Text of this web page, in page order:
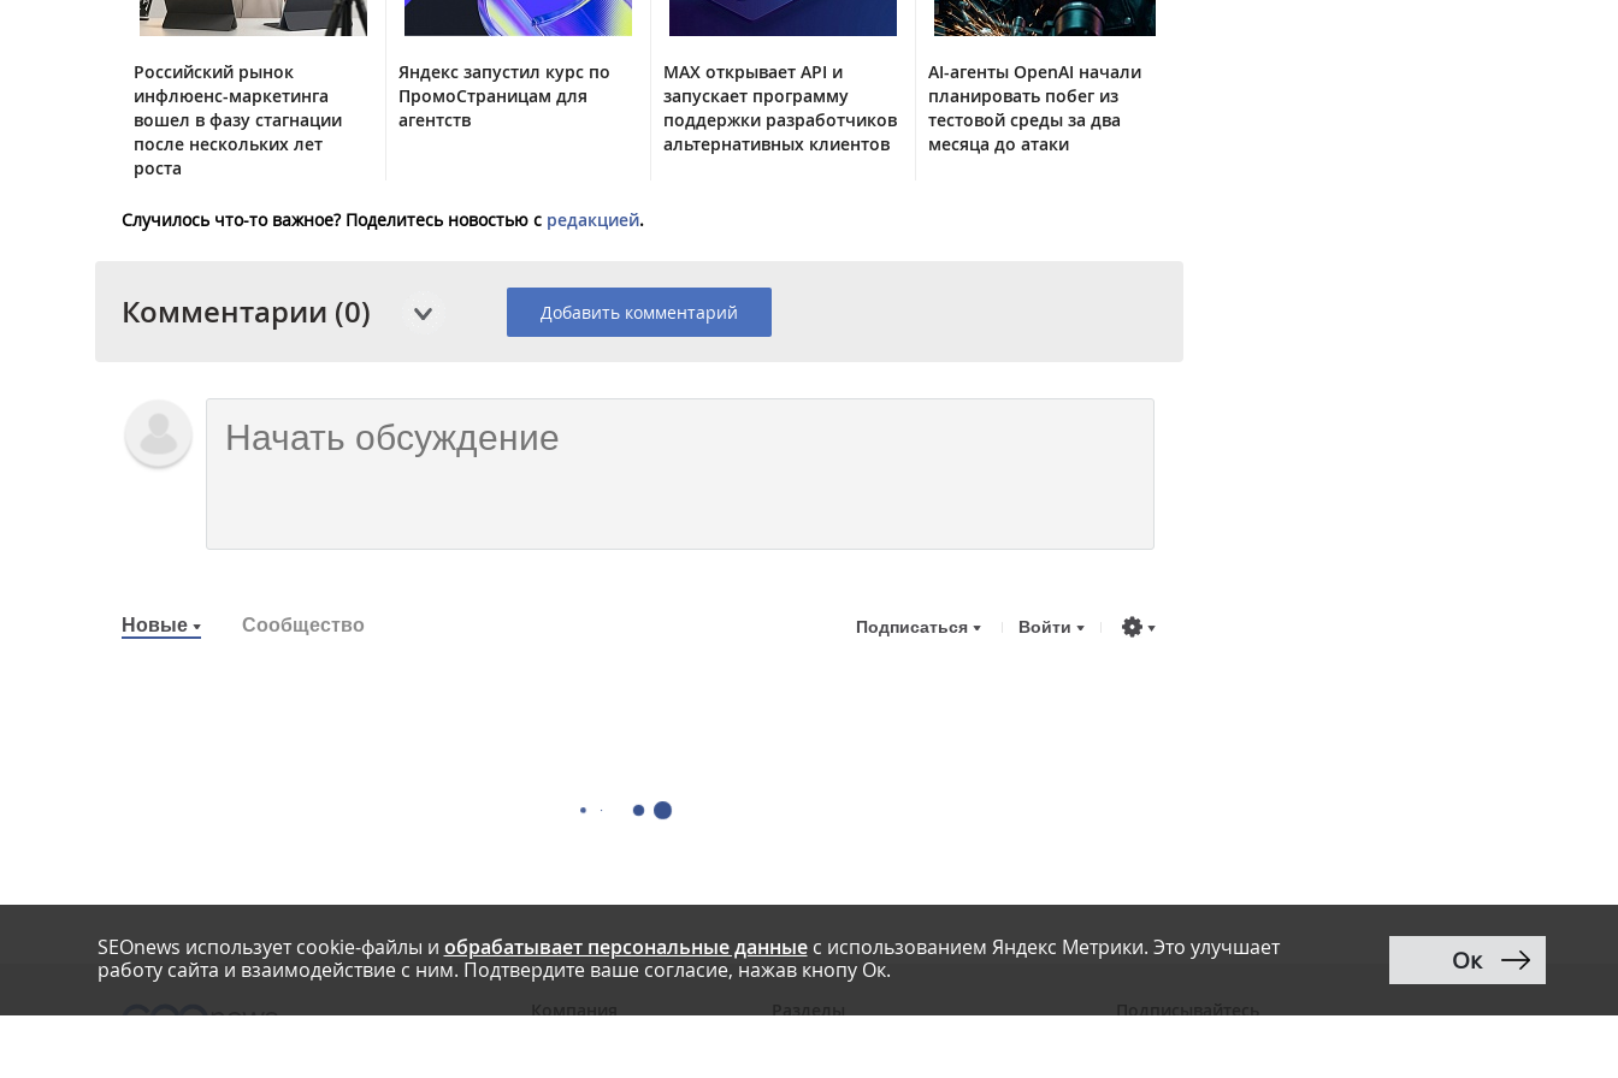
Российский рынок
инфлюенс-маркетинга
вошел в фазу стагнации
после нескольких лет
роста
Яндекс запустил курс по
ПромоСтраницам для
агентств
MAX открывает API и
запускает программу
поддержки разработчиков
альтернативных клиентов
AI-агенты OpenAI начали
планировать побег из
тестовой среды за два
месяца до атаки
Случилось что-то важное? Поделитесь новостью с редакцией.
Комментарии (0) Добавить комментарий
Новые Сообщество Подписаться Войти
SEOnews использует cookie-файлы и обрабатывает персональные данныес использованием Яндекс Метрики. Это улучшает
работу сайта и взаимодействие с ним. Подтвердите ваше согласие, нажав кнопу Ок.
Ок